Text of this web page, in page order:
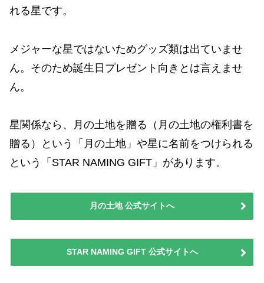
れる星です。
メジャーな星ではないためグッズ類は出ていませ
ん。そのため誕生日プレゼント向きとは言えませ
ん。
星関係なら、月の土地を贈る（月の土地の権利書を
贈る）という「月の土地」や星に名前をつけられる
という「STAR NAMING GIFT」があります。
月の土地 公式サイトへ
STAR NAMING GIFT 公式サイトへ